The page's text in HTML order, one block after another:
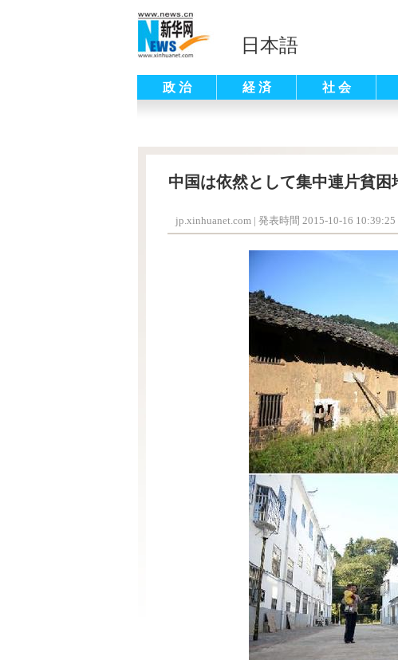
日本語
政 治 経 済 社 会
中国は依然として集中連片貧
jp.xinhuanet.com | 発表時間 2015-10-16 10:39:25